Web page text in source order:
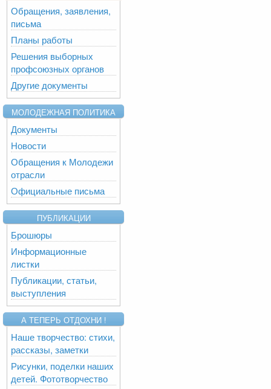
Обращения, заявления,
письма
Планы работы
Решения выборных
профсоюзных органов
Другие документы
МОЛОДЕЖНАЯ ПОЛИТИКА
Документы
Новости
Обращения к Молодежи
отрасли
Официальные письма
ПУБЛИКАЦИИ
Брошюры
Информационные
листки
Публикации, статьи,
выступления
А ТЕПЕРЬ ОТДОХНИ !
Наше творчество: стихи,
рассказы, заметки
Рисунки, поделки наших
детей. Фототворчество